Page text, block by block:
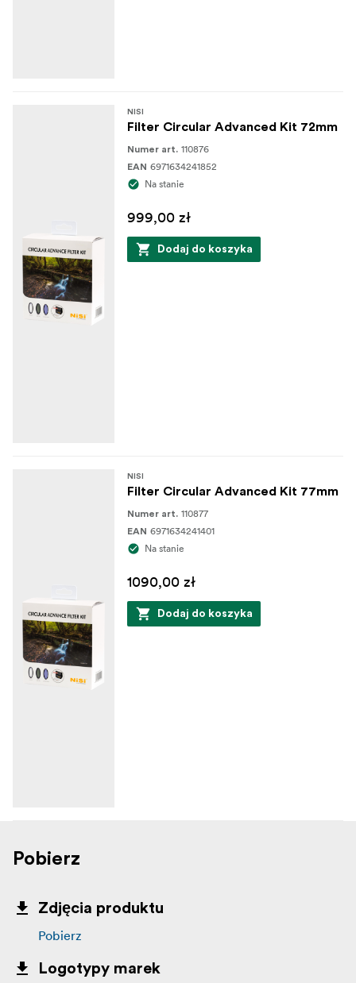
NISI
Filter Circular Advanced Kit 72mm
Numer art. 110876
EAN 6971634241852
Na stanie
999,00 zł
Dodaj do koszyka
NISI
Filter Circular Advanced Kit 77mm
Numer art. 110877
EAN 6971634241401
Na stanie
1090,00 zł
Dodaj do koszyka
Pobierz
Zdjęcia produktu
Pobierz
Logotypy marek